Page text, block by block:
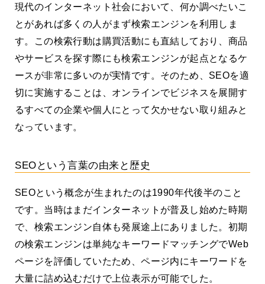
現代のインターネット社会において、何か調べたいこ
とがあれば多くの人がまず検索エンジンを利用しま
す。この検索行動は購買活動にも直結しており、商品
やサービスを探す際にも検索エンジンが起点となるケ
ースが非常に多いのが実情です。そのため、SEOを適
切に実施することは、オンラインでビジネスを展開す
るすべての企業や個人にとって欠かせない取り組みと
なっています。
SEOという言葉の由来と歴史
SEOという概念が生まれたのは1990年代後半のこと
です。当時はまだインターネットが普及し始めた時期
で、検索エンジン自体も発展途上にありました。初期
の検索エンジンは単純なキーワードマッチングでWeb
ページを評価していたため、ページ内にキーワードを
大量に詰め込むだけで上位表示が可能でした。